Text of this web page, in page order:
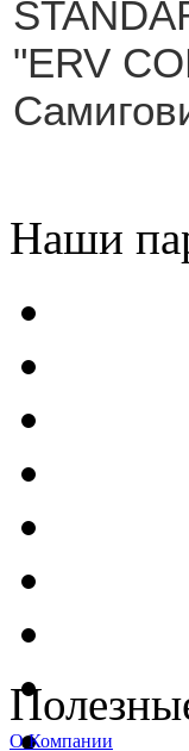
"ERV
Наши
О Компании